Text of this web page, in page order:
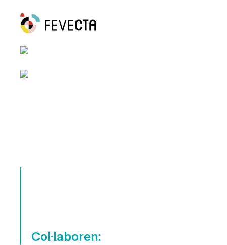
Col·laboren: